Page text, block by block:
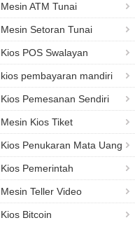
Mesin ATM Tunai
Mesin Setoran Tunai
Kios POS Swalayan
kios pembayaran mandiri
Kios Pemesanan Sendiri
Mesin Kios Tiket
Kios Penukaran Mata Uang
Kios Pemerintah
Mesin Teller Video
Kios Bitcoin